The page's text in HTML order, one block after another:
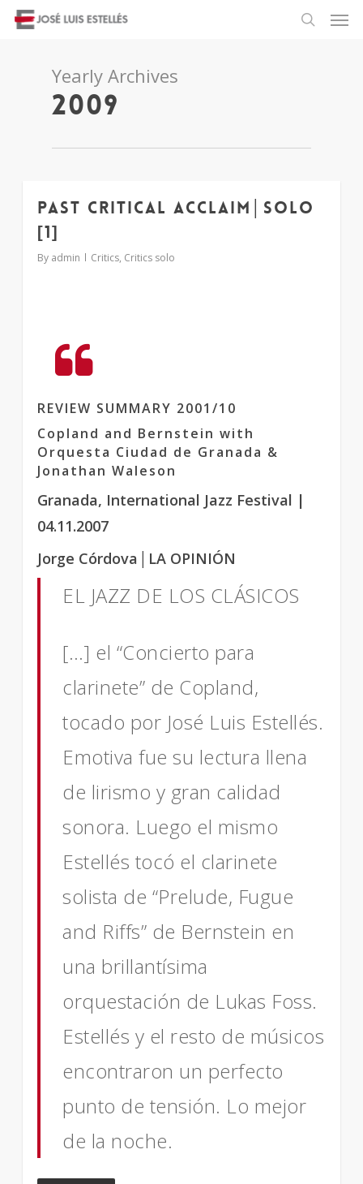
Yearly Archives
2009
Past critical acclaim│solo
[1]
By admin Critics, Critics solo
REVIEW SUMMARY 2001/10
Copland and Bernstein with
Orquesta Ciudad de Granada &
Jonathan Waleson
Granada, International Jazz Festival |
04.11.2007
Jorge Córdova
LA OPINIÓN
EL JAZZ DE LOS CLÁSICOS
[…] el “Concierto para
clarinete” de Copland,
tocado por José Luis Estellés.
Emotiva fue su lectura llena
de lirismo y gran calidad
sonora. Luego el mismo
Estellés tocó el clarinete
solista de “Prelude, Fugue
and Riffs” de Bernstein en
una brillantísima
orquestación de Lukas Foss.
Estellés y el resto de músicos
encontraron un perfecto
punto de tensión. Lo mejor
de la noche.
1